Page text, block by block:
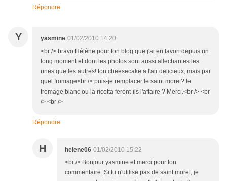
Répondre
Y yasmine 01/02/2010 14:20
<br /> bravo Hélène pour ton blog que j'ai en favori depuis un
long moment et dont les photos sont aussi allechantes les
unes que les autres! ton cheesecake a l'air delicieux, mais par
quel fromage<br /> puis-je remplacer le saint moret? le
fromage blanc ou la ricotta feront-ils l'affaire ? Merci.<br /> <br
/> <br />
Répondre
H helene06 01/02/2010 15:22
<br /> Bonjour yasmine et merci pour ton
commentaire. Si tu n'utilise pas de saint moret, je